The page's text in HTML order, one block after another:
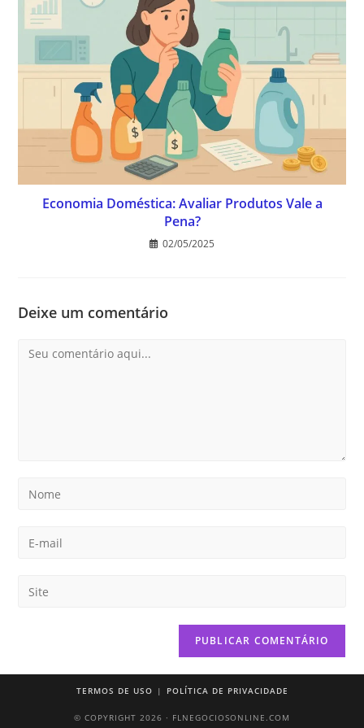
Economia Doméstica: Avaliar Produtos Vale a
Pena?
02/05/2025
Deixe um comentário
TERMOS DE USO POLÍTICA DE PRIVACIDADE
© COPYRIGHT 2026 · FLNEGOCIOSONLINE.COM